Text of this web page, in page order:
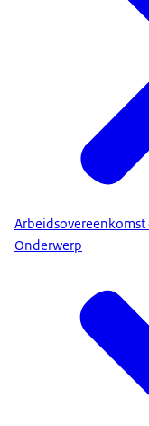
Arbeidsovereenkomst
Onderwerp